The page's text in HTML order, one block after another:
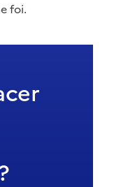
foi.